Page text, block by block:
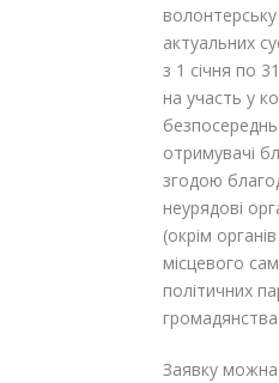
актуальних
з 1 січня по
на участь у
отримувачі
згодою
неурядові
(окрім
місцевого
політичних
громадянства.
Заявку